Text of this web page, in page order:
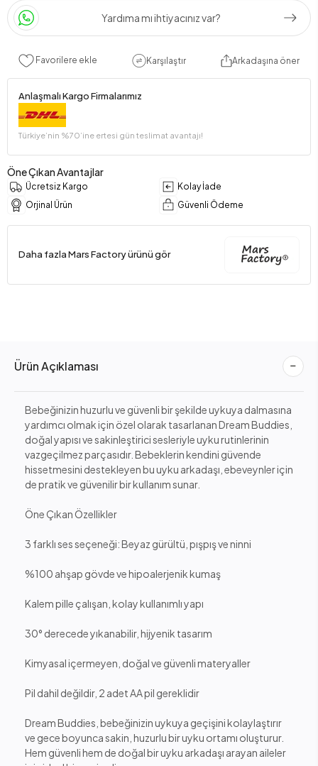
Yardıma mı ihtiyacınız var?
Favorilere ekle Karşılaştır Arkadaşına öner
Anlaşmalı Kargo Firmalarımız
Türkiye’nin %70’ine ertesi gün teslimat avantajı!
Öne Çıkan Avantajlar
Ücretsiz Kargo
Kolay İade
Orjinal Ürün
Güvenli Ödeme
Daha fazla Mars Factory ürünü gör
Ürün Açıklaması
Bebeğinizin huzurlu ve güvenli bir şekilde uykuya dalmasına
yardımcı olmak için özel olarak tasarlanan Dream Buddies,
doğal yapısı ve sakinleştirici sesleriyle uyku rutinlerinin
vazgeçilmez parçasıdır. Bebeklerin kendini güvende
hissetmesini destekleyen bu uyku arkadaşı, ebeveynler için
de pratik ve güvenilir bir kullanım sunar.
Öne Çıkan Özellikler
3 farklı ses seçeneği: Beyaz gürültü, pışpış ve ninni
%100 ahşap gövde ve hipoalerjenik kumaş
Kalem pille çalışan, kolay kullanımlı yapı
30° derecede yıkanabilir, hijyenik tasarım
Kimyasal içermeyen, doğal ve güvenli materyaller
Pil dahil değildir, 2 adet AA pil gereklidir
Dream Buddies, bebeğinizin uykuya geçişini kolaylaştırır
ve gece boyunca sakin, huzurlu bir uyku ortamı oluşturur.
Hem güvenli hem de doğal bir uyku arkadaşı arayan aileler